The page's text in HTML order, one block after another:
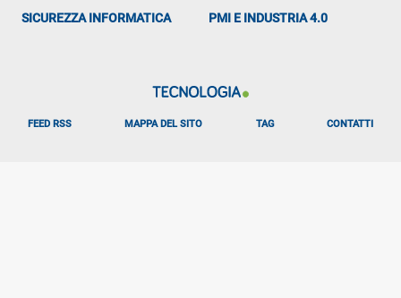
SICUREZZA INFORMATICA PMI E INDUSTRIA 4.0
FEED RSS MAPPA DEL SITO TAG CONTATTI